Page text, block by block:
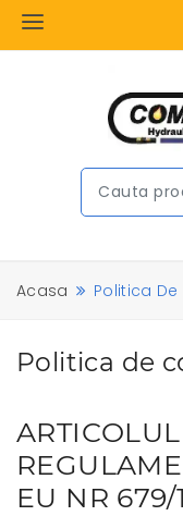
Acasa Politica
Politica de
EU NR 679/